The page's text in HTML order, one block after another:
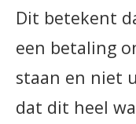
Dit betekent
een betaling
staan en niet
dat dit heel